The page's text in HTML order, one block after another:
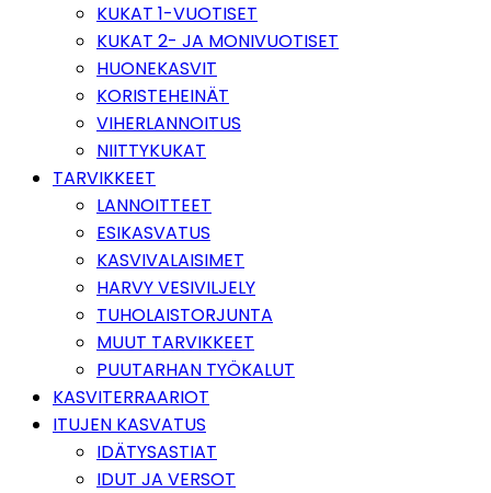
KUKAT 1-VUOTISET
KUKAT 2- JA MONIVUOTISET
HUONEKASVIT
KORISTEHEINÄT
VIHERLANNOITUS
NIITTYKUKAT
TARVIKKEET
LANNOITTEET
ESIKASVATUS
KASVIVALAISIMET
HARVY VESIVILJELY
TUHOLAISTORJUNTA
MUUT TARVIKKEET
PUUTARHAN TYÖKALUT
KASVITERRAARIOT
ITUJEN KASVATUS
IDÄTYSASTIAT
IDUT JA VERSOT